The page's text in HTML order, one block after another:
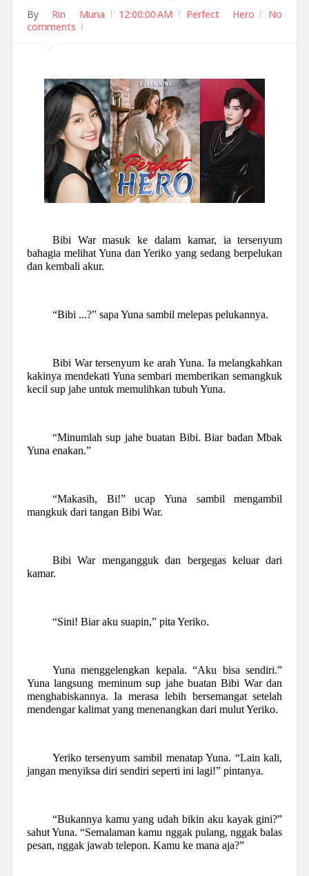
By Rin Muna 12:00:00 AM Perfect Hero
No
comments
Bibi War masuk ke dalam kamar, ia tersenyum
bahagia melihat Yuna dan Yeriko yang sedang berpelukan
dan kembali akur.
“Bibi ...?” sapa Yuna sambil melepas pelukannya.
Bibi War tersenyum ke arah Yuna. Ia melangkahkan
kakinya mendekati Yuna sembari memberikan semangkuk
kecil sup jahe untuk memulihkan tubuh Yuna.
“Minumlah sup jahe buatan Bibi. Biar badan Mbak
Yuna enakan.”
“Makasih, Bi!” ucap Yuna sambil mengambil
mangkuk dari tangan Bibi War.
Bibi War mengangguk dan bergegas keluar dari
kamar.
“Sini! Biar aku suapin,” pita Yeriko.
Yuna menggelengkan kepala. “Aku bisa sendiri.”
Yuna langsung meminum sup jahe buatan Bibi War dan
menghabiskannya. Ia merasa lebih bersemangat setelah
mendengar kalimat yang menenangkan dari mulut Yeriko.
Yeriko tersenyum sambil menatap Yuna. “Lain kali,
jangan menyiksa diri sendiri seperti ini lagi!” pintanya.
“Bukannya kamu yang udah bikin aku kayak gini?”
sahut Yuna. “Semalaman kamu nggak pulang, nggak balas
pesan, nggak jawab telepon. Kamu ke mana aja?”